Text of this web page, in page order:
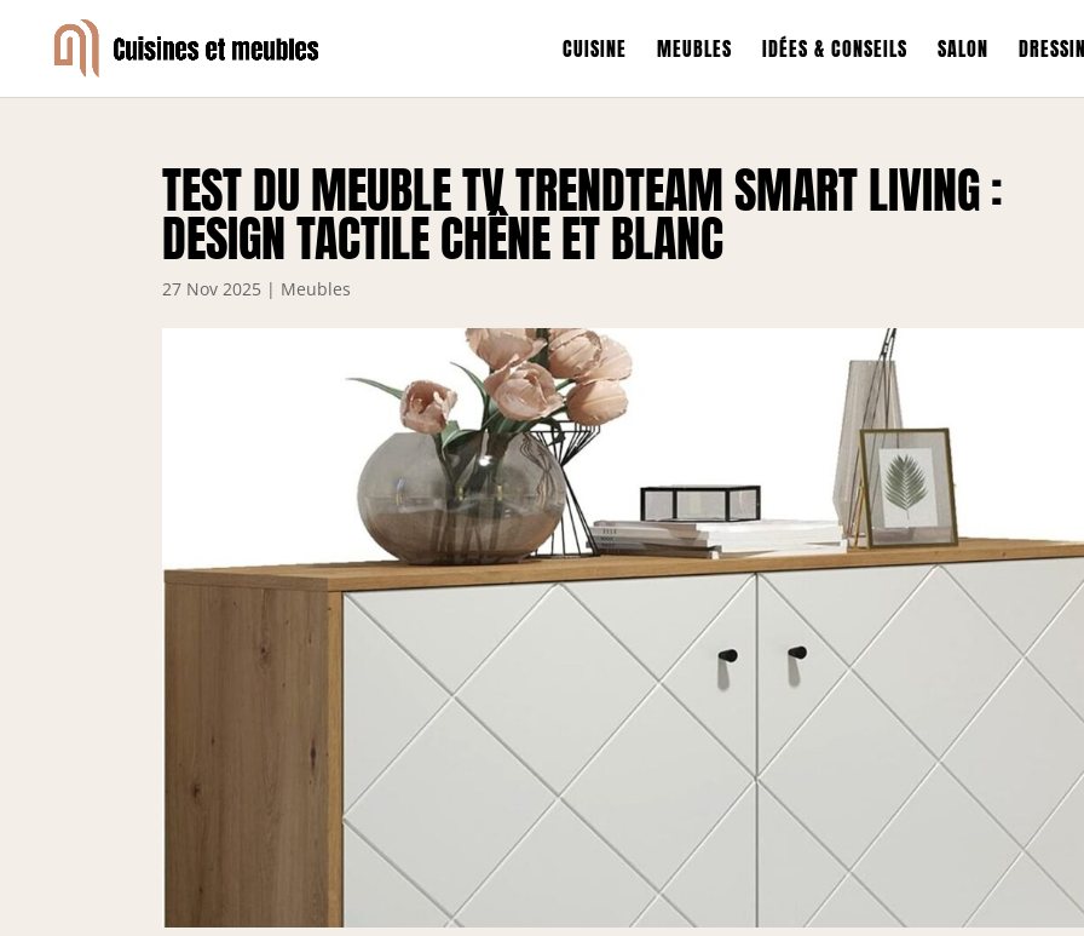
CUISINE MEUBLES IDÉES & CONSEILS SALON
TEST DU MEUBLE TV TRENDTEAM SMART LIVING :
DESIGN TACTILE CHÊNE ET BLANC
27 Nov 2025 | Meubles